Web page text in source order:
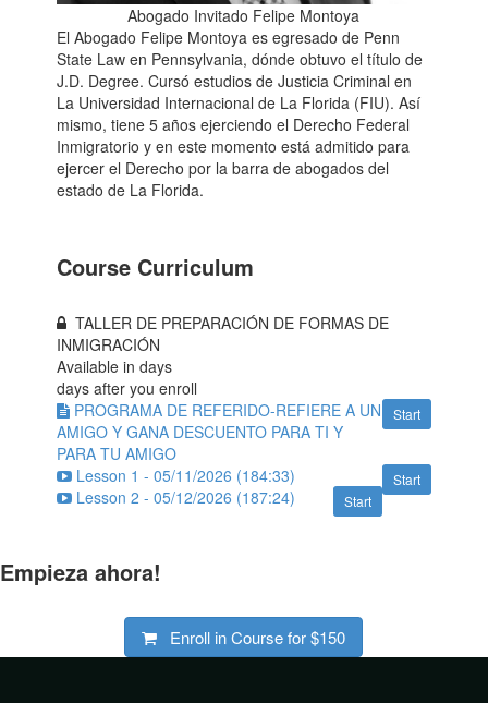
Abogado Invitado Felipe Montoya
El Abogado Felipe Montoya es egresado de Penn
State Law en Pennsylvania, dónde obtuvo el título de
J.D. Degree. Cursó estudios de Justicia Criminal en
La Universidad Internacional de La Florida (FIU). Así
mismo, tiene 5 años ejerciendo el Derecho Federal
Inmigratorio y en este momento está admitido para
ejercer el Derecho por la barra de abogados del
estado de La Florida.
Course Curriculum
TALLER DE PREPARACIÓN DE FORMAS DE
INMIGRACIÓN
Available indays
days after you enroll
Start
PROGRAMA DE REFERIDO-REFIERE A UN
AMIGO Y GANA DESCUENTO PARA TI Y
PARA TU AMIGO
Start
Lesson 1 - 05/11/2026 (184:33)
Start
Lesson 2 - 05/12/2026 (187:24)
Empieza ahora!
Enroll in Course for$150